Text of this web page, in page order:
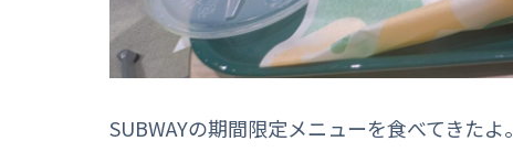
SUBWAYの期間限定メニューを食べてきたよ。